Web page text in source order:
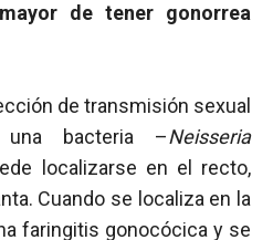
de tener gonorrea
de transmisión sexual
una bacteria –Neisseria
localizarse en el recto,
Cuando se localiza en la
faringitis gonocócica y se